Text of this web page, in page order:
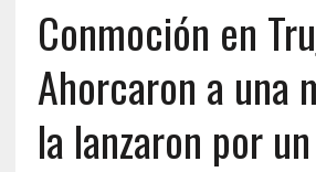
Conmoción en
Ahorcaron a una
la lanzaron por